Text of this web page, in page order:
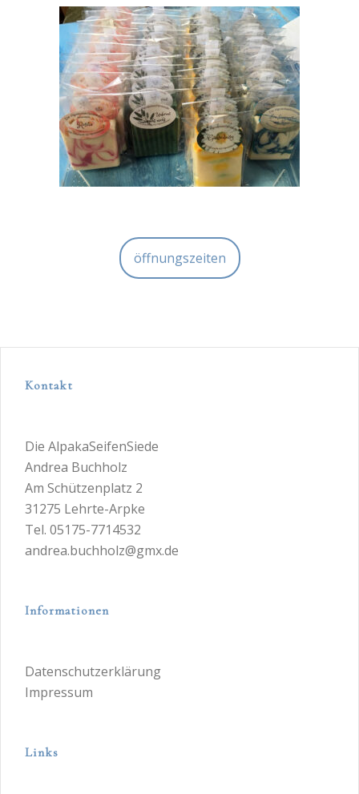
öffnungszeiten
Kontakt
Die AlpakaSeifenSiede
Andrea Buchholz
Am Schützenplatz 2
31275 Lehrte-Arpke
Tel. 05175-7714532
andrea.buchholz@gmx.de
Informationen
Datenschutzerklärung
Impressum
Links